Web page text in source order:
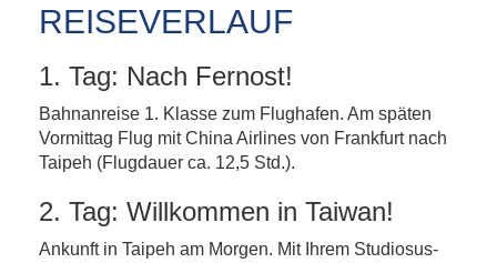
REISEVERLAUF
1. Tag: Nach Fernost!
Bahnanreise 1. Klasse zum Flughafen. Am späten
Vormittag Flug mit China Airlines von Frankfurt nach
Taipeh (Flugdauer ca. 12,5 Std.).
2. Tag: Willkommen in Taiwan!
Ankunft in Taipeh am Morgen. Mit Ihrem Studiosus-